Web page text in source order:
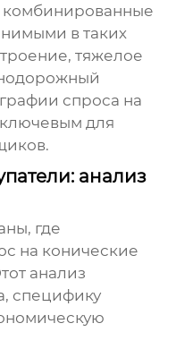
комбинированные
в таких
тяжелое
спроса на
для
анализ
где
на конические
анализ
специфику